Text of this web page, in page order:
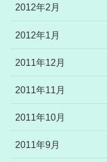
2012年2月
2012年1月
2011年12月
2011年11月
2011年10月
2011年9月